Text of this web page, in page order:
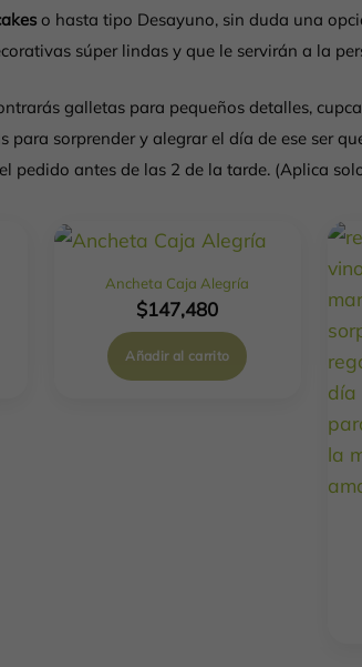
o hasta tipo Desayuno, sin duda una
súper lindas y que le servirán a la
galletas para pequeños detalles,
para sorprender y alegrar el día de ese ser
pedido antes de las 2 de la tarde. (Aplica
Ancheta Caja Alegría
$147,480
Añadir al carrito